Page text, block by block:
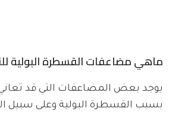
ماهي مضاعفات القسطرة البولية
يوجد بعض المضاعفات التي قد
بسبب القسطرة البولية وعلى سبيل